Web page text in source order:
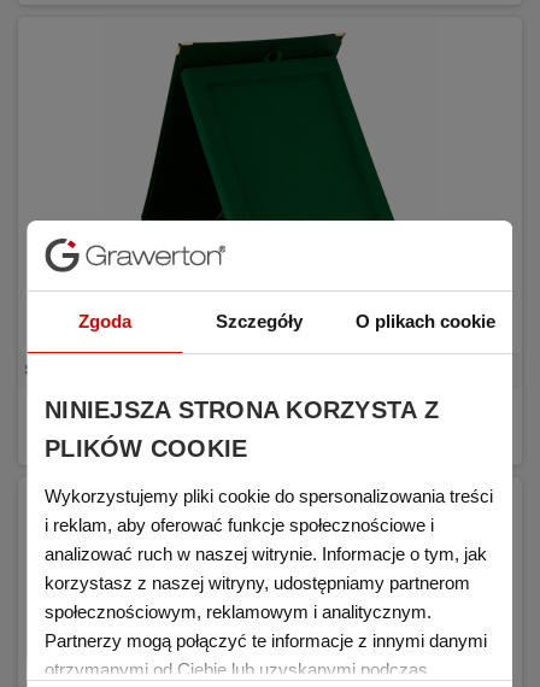
SAMETI case for 4x6' plaque vertical green
Zgoda Szczegóły O plikach cookie
NINIEJSZA STRONA KORZYSTA Z
PLIKÓW COOKIE
Wykorzystujemy pliki cookie do spersonalizowania treści
i reklam, aby oferować funkcje społecznościowe i
analizować ruch w naszej witrynie. Informacje o tym, jak
korzystasz z naszej witryny, udostępniamy partnerom
społecznościowym, reklamowym i analitycznym.
Partnerzy mogą połączyć te informacje z innymi danymi
otrzymanymi od Ciebie lub uzyskanymi podczas